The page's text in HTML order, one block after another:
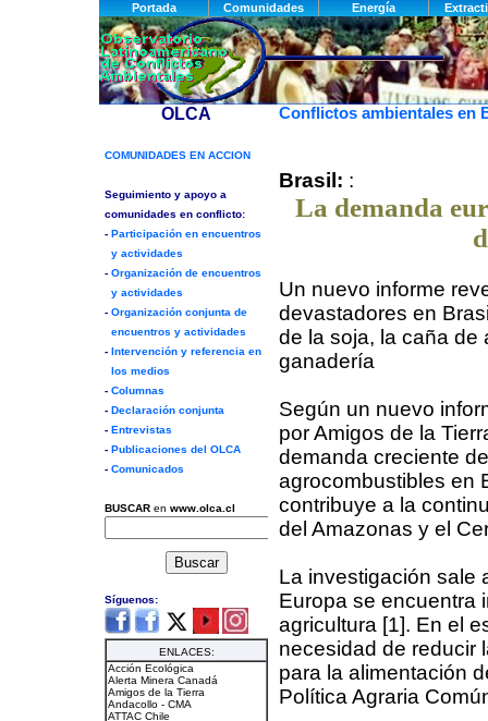
Conflictos ambientales en
Brasil: :
La demanda
Un nuevo informe
devastadores en
de la soja, la caña de
ganadería
Según un nuevo
por Amigos de la
demanda creciente
agrocombustibles en
contribuye a la
del Amazonas y el
La investigación sale
Europa se encuentra
agricultura [1]. En el
necesidad de reducir
para la alimentación
Política Agraria